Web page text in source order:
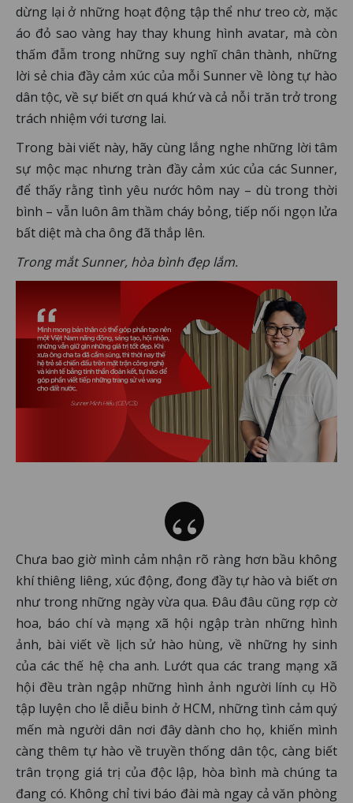
dừng lại ở những hoạt động tập thể như treo cờ, mặc
áo đỏ sao vàng hay thay khung hình avatar, mà còn
thấm đẫm trong những suy nghĩ chân thành, những
lời sẻ chia đầy cảm xúc của mỗi Sunner về lòng tự hào
dân tộc, về sự biết ơn quá khứ và cả nỗi trăn trở trong
trách nhiệm với tương lai.
Trong bài viết này, hãy cùng lắng nghe những lời tâm
sự mộc mạc nhưng tràn đầy cảm xúc của các Sunner,
để thấy rằng tình yêu nước hôm nay – dù trong thời
bình – vẫn luôn âm thầm cháy bỏng, tiếp nối ngọn lửa
bất diệt mà cha ông đã thắp lên.
Trong mắt Sunner, hòa bình đẹp lắm.
Chưa bao giờ mình cảm nhận rõ ràng hơn bầu không
khí thiêng liêng, xúc động, đong đầy tự hào và biết ơn
như trong những ngày vừa qua. Đâu đâu cũng rợp cờ
hoa, báo chí và mạng xã hội ngập tràn những hình
ảnh, bài viết về lịch sử hào hùng, về những hy sinh
của các thế hệ cha anh. Lướt qua các trang mạng xã
hội đều tràn ngập những hình ảnh người lính cụ Hồ
tập luyện cho lễ diễu binh ở HCM, những tình cảm quý
mến mà người dân nơi đây dành cho họ, khiến mình
càng thêm tự hào về truyền thống dân tộc, càng biết
trân trọng giá trị của độc lập, hòa bình mà chúng ta
đang có. Không chỉ tivi báo đài mà ngay cả văn phòng